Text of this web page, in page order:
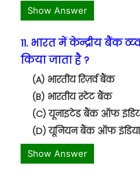
Show Answer
11. भारत में केन्द्रीय बैंक
किया जाता है ?
(A) भारतीय रिज़र्व बैंक
(B) भारतीय स्टेट बैंक
(C) यूनाइटेड बैंक ऑफ
(D) यूनियन बैंक ऑफ इंडिया
Show Answer